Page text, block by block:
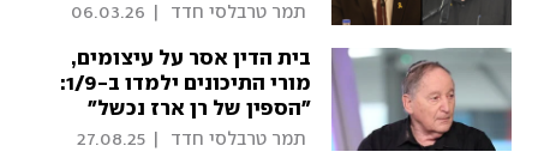
תמר טרבלסי חדד 06.03.26
בית הדין אסר על עיצומים,
מורי התיכונים ילמדו ב-1/9:
"הספין של רן ארז נכשל"
תמר טרבלסי חדד 27.08.25